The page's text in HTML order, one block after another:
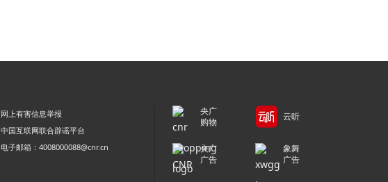
网上有害信息举报
中国互联网联合辟谣平台
电子邮箱：4008000088@cnr.cn
央广
购物
云听
央广
广告
象舞
广告